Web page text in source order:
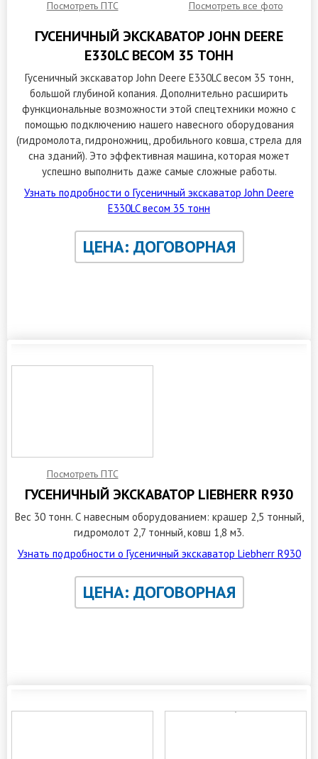
Посмотреть ПТС Посмотреть все фото
ГУСЕНИЧНЫЙ ЭКСКАВАТОР JOHN DEERE
E330LC ВЕСОМ 35 ТОНН
Гусеничный экскаватор John Deere E330LC весом 35 тонн,
большой глубиной копания. Дополнительно расширить
функциональные возможности этой спецтехники можно с
помощью подключению нашего навесного оборудования
(гидромолота, гидроножниц, дробильного ковша, стрела для
сна зданий). Это эффективная машина, которая может
успешно выполнить даже самые сложные работы.
Узнать подробности о Гусеничный экскаватор John Deere
E330LC весом 35 тонн
ЦЕНА: ДОГОВОРНАЯ
Посмотреть ПТС
ГУСЕНИЧНЫЙ ЭКСКАВАТОР LIEBHERR R930
Вес 30 тонн. С навесным оборудованием: крашер 2,5 тонный,
гидромолот 2,7 тонный, ковш 1,8 м3.
Узнать подробности о Гусеничный экскаватор Liebherr R930
ЦЕНА: ДОГОВОРНАЯ